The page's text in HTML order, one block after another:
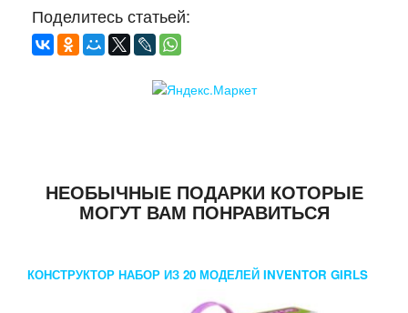
Поделитесь статьей:
НЕОБЫЧНЫЕ ПОДАРКИ КОТОРЫЕ
МОГУТ ВАМ ПОНРАВИТЬСЯ
КОНСТРУКТОР НАБОР ИЗ 20 МОДЕЛЕЙ INVENTOR GIRLS